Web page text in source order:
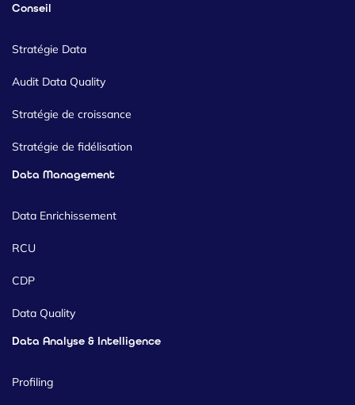
Conseil
Stratégie Data
Audit Data Quality
Stratégie de croissance
Stratégie de fidélisation
Data Management
Data Enrichissement
RCU
CDP
Data Quality
Data Analyse & Intelligence
Profiling